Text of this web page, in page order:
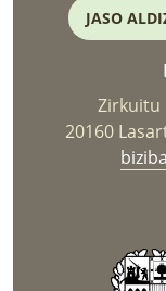
JASO
Zirkuitu
20160